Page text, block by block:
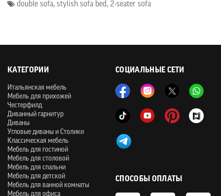
double sofa, stylish sofa bed, 2-seater sofa
СОЦИАЛЬНЫЕ СЕТИ
КАТЕГОРИИ
Итальянская мебель
Мебель для прихожей
Честерфилд
Диванный гарнитур
Диваны
Угловые диваны и Столики
Классическая мебель
Мебель для гостиной
Мебель для столовой
Мебель для спальни
Мебель для детской
Мебель для ванной комнаты
Мебель для офиса
СПОСОБЫ ОПЛАТЫ